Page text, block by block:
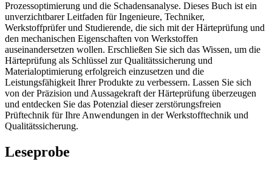
Prozessoptimierung und die Schadensanalyse. Dieses Buch ist ein
unverzichtbarer Leitfaden für Ingenieure, Techniker,
Werkstoffprüfer und Studierende, die sich mit der Härteprüfung und
den mechanischen Eigenschaften von Werkstoffen
auseinandersetzen wollen. Erschließen Sie sich das Wissen, um die
Härteprüfung als Schlüssel zur Qualitätssicherung und
Materialoptimierung erfolgreich einzusetzen und die
Leistungsfähigkeit Ihrer Produkte zu verbessern. Lassen Sie sich
von der Präzision und Aussagekraft der Härteprüfung überzeugen
und entdecken Sie das Potenzial dieser zerstörungsfreien
Prüftechnik für Ihre Anwendungen in der Werkstofftechnik und
Qualitätssicherung.
Leseprobe